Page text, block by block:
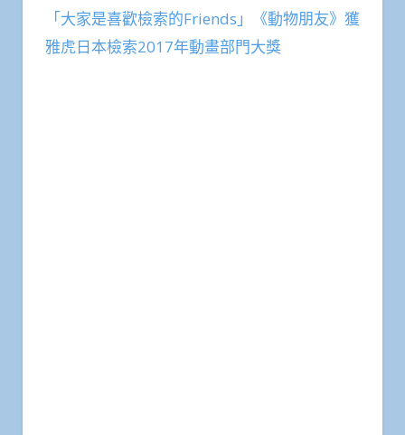
「大家是喜歡檢索的Friends」《動物朋友》獲
雅虎日本檢索2017年動畫部門大獎